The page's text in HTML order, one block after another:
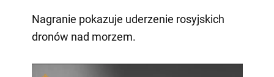
Nagranie pokazuje uderzenie rosyjskich
dronów nad morzem.